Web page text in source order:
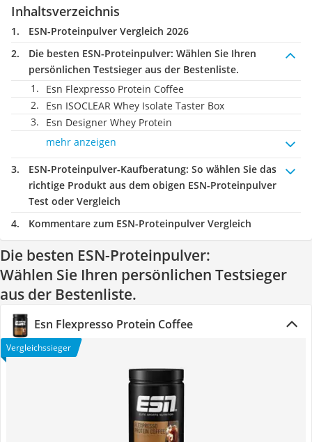
Inhaltsverzeichnis
ESN-Proteinpulver Vergleich 2026
Die besten ESN-Proteinpulver: Wählen Sie Ihren
persönlichen Testsieger aus der Bestenliste.
Esn Flexpresso Protein Coffee
Esn ISOCLEAR Whey Isolate Taster Box
Esn Designer Whey Protein
mehr anzeigen
ESN-Proteinpulver-Kaufberatung: So wählen Sie das
richtige Produkt aus dem obigen ESN-Proteinpulver
Test oder Vergleich
Kommentare zum ESN-Proteinpulver Vergleich
Die besten ESN-Proteinpulver:
Wählen Sie Ihren persönlichen Testsieger
aus der Bestenliste.
Esn Flexpresso Protein Coffee
Vergleichssieger